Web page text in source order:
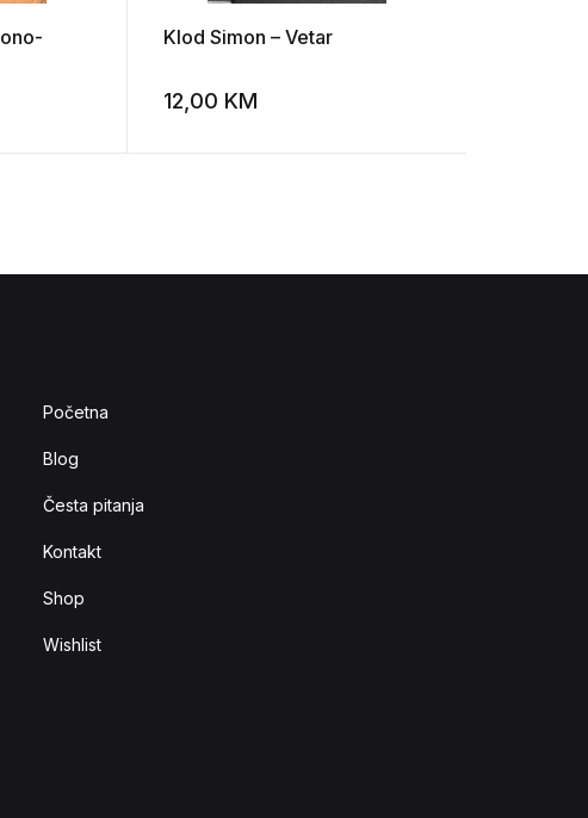
Add to wishlist
Klod Simon – Vetar
12,00 KM
Početna
Blog
Česta pitanja
Kontakt
Shop
Wishlist